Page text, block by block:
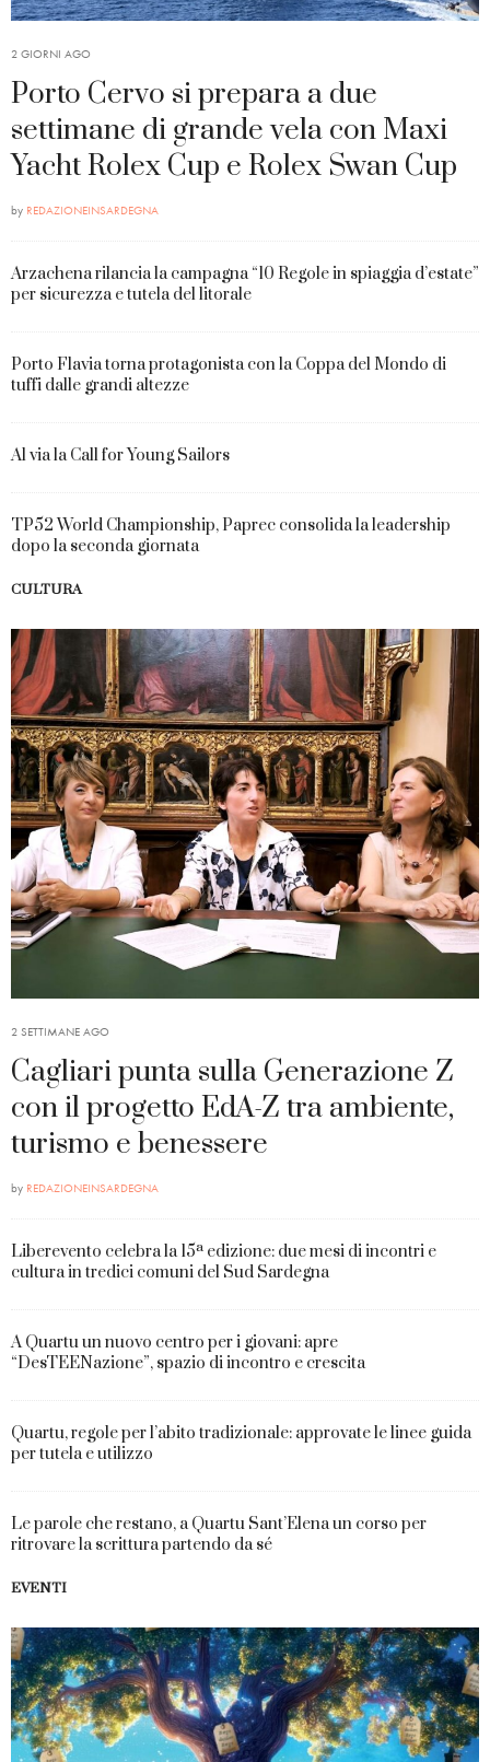
2 GIORNI AGO
Porto Cervo si prepara a due
settimane di grande vela con Maxi
Yacht Rolex Cup e Rolex Swan Cup
by REDAZIONEINSARDEGNA
Arzachena rilancia la campagna “10 Regole in spiaggia d’estate”
per sicurezza e tutela del litorale
Porto Flavia torna protagonista con la Coppa del Mondo di
tuffi dalle grandi altezze
Al via la Call for Young Sailors
TP52 World Championship, Paprec consolida la leadership
dopo la seconda giornata
CULTURA
2 SETTIMANE AGO
Cagliari punta sulla Generazione Z
con il progetto EdA-Z tra ambiente,
turismo e benessere
by REDAZIONEINSARDEGNA
Liberevento celebra la 15ª edizione: due mesi di incontri e
cultura in tredici comuni del Sud Sardegna
A Quartu un nuovo centro per i giovani: apre
“DesTEENazione”, spazio di incontro e crescita
Quartu, regole per l’abito tradizionale: approvate le linee guida
per tutela e utilizzo
Le parole che restano, a Quartu Sant’Elena un corso per
ritrovare la scrittura partendo da sé
EVENTI